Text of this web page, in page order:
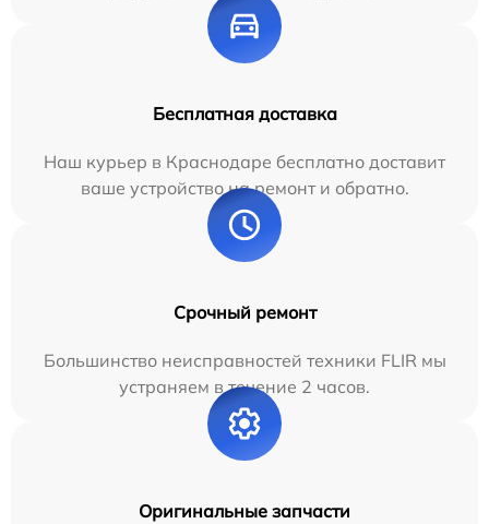
Бесплатная доставка
Наш курьер в Краснодаре бесплатно доставит
ваше устройство на ремонт и обратно.
Срочный ремонт
Большинство неисправностей техники FLIR мы
устраняем в течение 2 часов.
Оригинальные запчасти